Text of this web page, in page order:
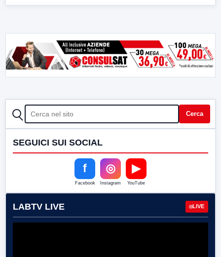
CERCA Cerca
SEGUICI SUI SOCIAL
f
Facebook
◎
Instagram
▶
YouTube
LABTV LIVE LIVE